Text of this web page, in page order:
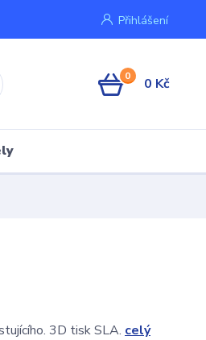
Přihlášení
0 0 Kč
3D tisk SLA. celý